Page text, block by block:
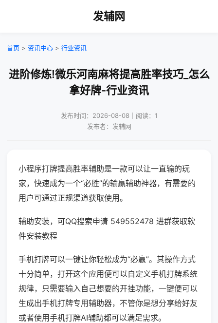
发辅网
首页 > 资讯中心 > 行业资讯
进阶修炼!微乐河南麻将提高胜率技巧_怎么
拿好牌-行业资讯
发布时间：2026-08-08｜阅读：1
发布者：发辅网
小程序打牌提高胜率辅助是一款可以让一直输的玩
家，快速成为一个“必胜”的输赢辅助神器，有需要的
用户可通过正规渠道获取使用。
辅助安装，可QQ搜索申请 549552478 进群获取软
件安装教程
手机打牌可以一键让你轻松成为“必赢”。其操作方式
十分简单，打开这个应用便可以自定义手机打牌系统
规律，只需要输入自己想要的开挂功能，一键便可以
生成出手机打牌专用辅助器，不管你是想分享给好友
或者使用手机打牌AI辅助都可以满足需求。